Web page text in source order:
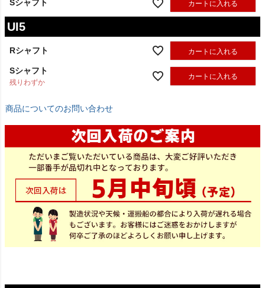
Sシャフト カートに入れる
UI5
Rシャフト カートに入れる
Sシャフト
残りわずか
カートに入れる
商品についてのお問い合わせ